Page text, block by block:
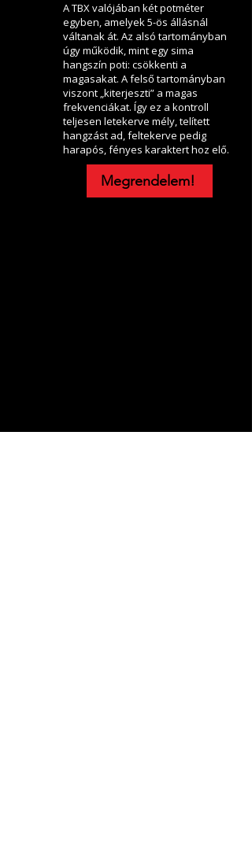
A TBX valójában két potméter
egyben, amelyek 5-ös állásnál
váltanak át. Az alsó tartományban
úgy működik, mint egy sima
hangszín poti: csökkenti a
magasakat. A felső tartományban
viszont „kiterjeszti” a magas
frekvenciákat. Így ez a kontroll
teljesen letekerve mély, telített
hangzást ad, feltekerve pedig
harapós, fényes karaktert hoz elő.
Megrendelem!